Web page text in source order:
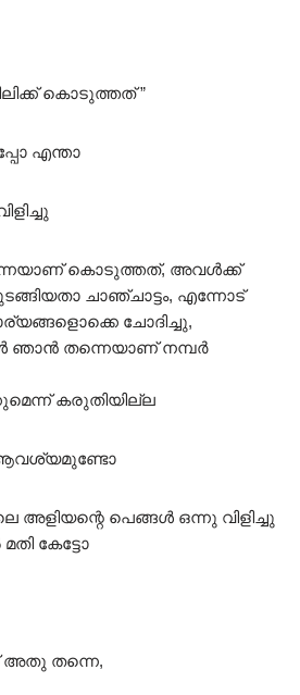
കൊടുത്തത് ”
എന്താ
തന്നെയാണ് കൊടുത്തത്, അവൾക്ക്
ചാഞ്ചാട്ടം, എന്നോട്
ചോദിച്ചു,
ഞാൻ തന്നെയാണ് നമ്പർ
കരുതിയില്ല
ആവശ്യമുണ്ടോ
അളിയന്റെ പെങ്ങൾ ഒന്നു വിളിച്ചു
കേട്ടോ
അതു തന്നെ,